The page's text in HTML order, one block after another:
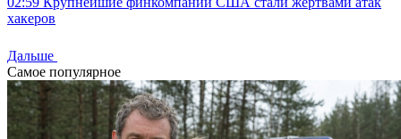
хакеров
Дальше
Самое популярное